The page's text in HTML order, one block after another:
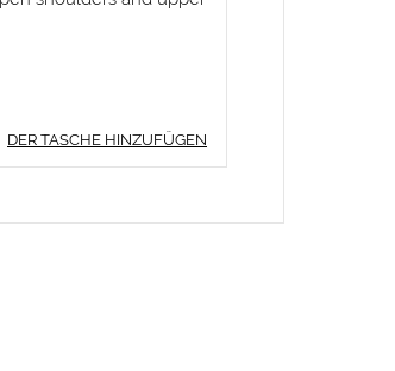
DER TASCHE HINZUFÜGEN